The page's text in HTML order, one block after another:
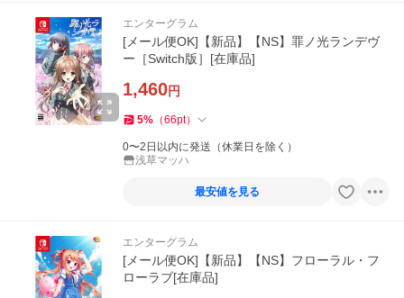
エンターグラム
[メール便OK]【新品】【NS】罪ノ光ランデヴ
ー［Switch版］[在庫品]
1,460円
5% （66pt）
0〜2日以内に発送（休業日を除く）
浅草マッハ
最安値を見る
エンターグラム
[メール便OK]【新品】【NS】フローラル・フ
ローラブ[在庫品]